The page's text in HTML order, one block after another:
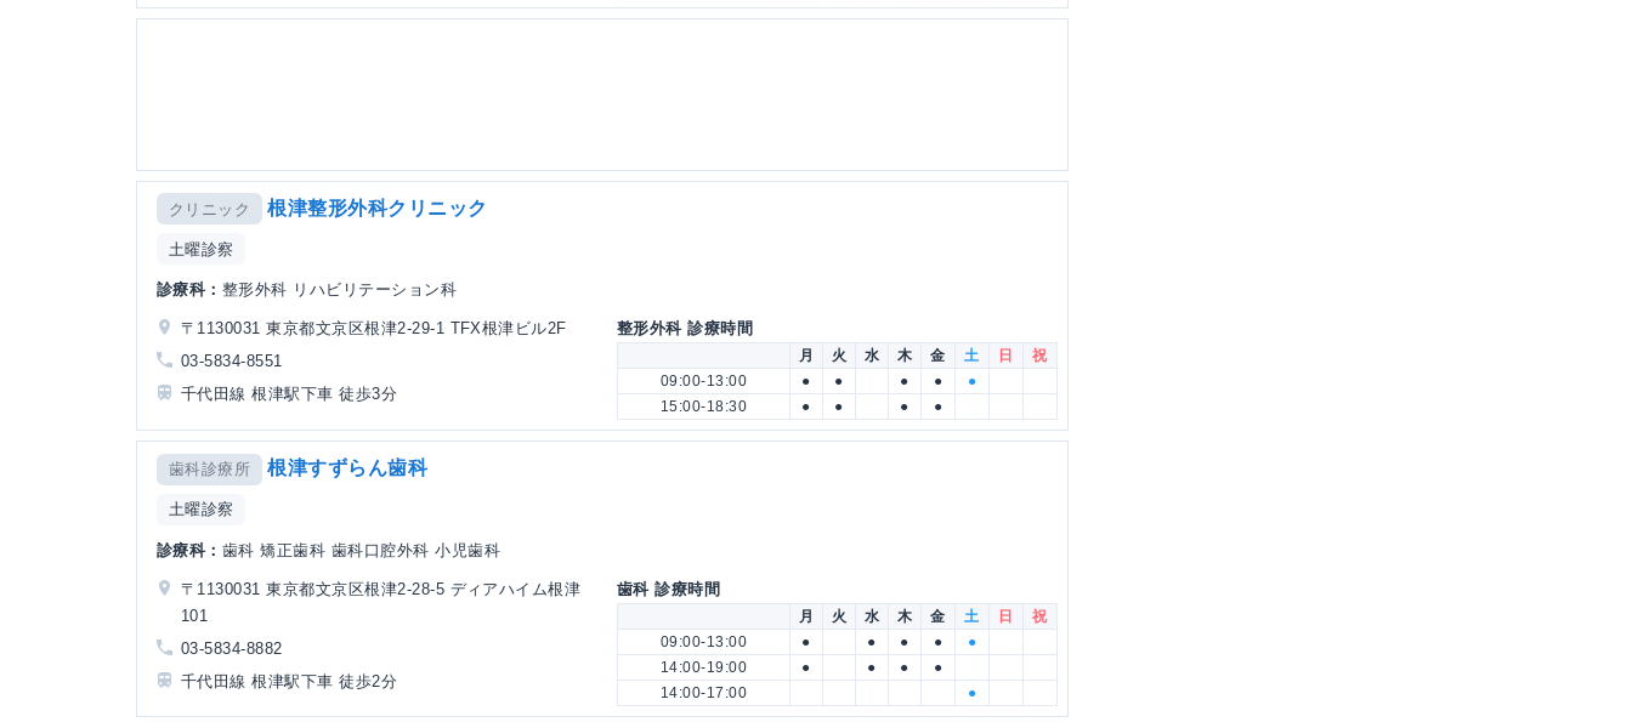
クリニック 根津整形外科クリニック
土曜診察
診療科： 整形外科 リハビリテーション科
〒1130031 東京都文京区根津2-29-1 TFX根津ビル2F
03-5834-8551
千代田線 根津駅下車 徒歩3分
整形外科 診療時間
月 火 水 木 金 土 日
祝
09:00-13:00
● ● ● ●
●
15:00-18:30
● ● ● ●
歯科診療所 根津すずらん歯科
土曜診察
診療科： 歯科 矯正歯科 歯科口腔外科 小児歯科
〒1130031 東京都文京区根津2-28-5 ディアハイム根津
101
03-5834-8882
千代田線 根津駅下車 徒歩2分
歯科 診療時間
月 火 水 木 金 土 日
祝
09:00-13:00
● ● ● ●
●
14:00-19:00
● ● ●
●
14:00-17:00
●